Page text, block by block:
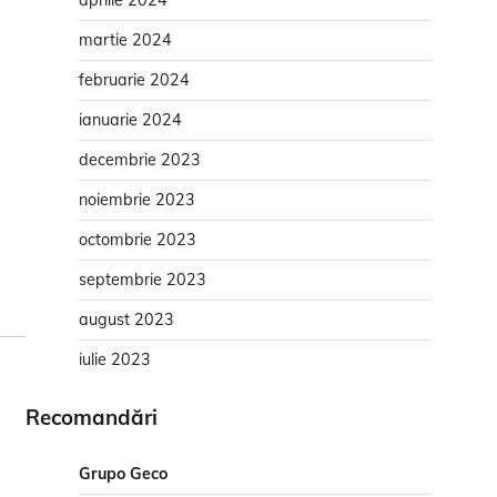
martie 2024
februarie 2024
ianuarie 2024
decembrie 2023
noiembrie 2023
octombrie 2023
septembrie 2023
august 2023
iulie 2023
Recomandări
Grupo Geco